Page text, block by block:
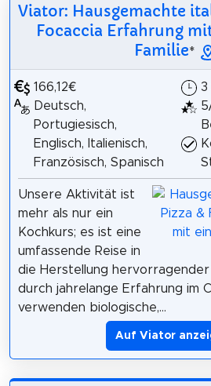
Viator: Hausgemachte
Focaccia Erfahrung
Familie*
166,12€
Deutsch,
Portugiesisch,
Englisch, Italienisch,
Französisch, Spanisch
3
Unsere Aktivität ist
mehr als nur ein
Kochkurs; es ist eine
umfassende Reise in
die Herstellung
durch jahrelange Erfahrung im
verwenden biologische,...
Auf Viator